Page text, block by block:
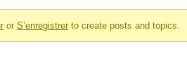
or S’enregistrer to create posts and topics.